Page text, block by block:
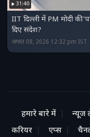
31:40
IIT दिल्ली में PM मोदी की
दिए संदेश?
अगस्त 08, 2026 12:32 pm IST
हमारे बारे में न्यूज
करियर
एप्स